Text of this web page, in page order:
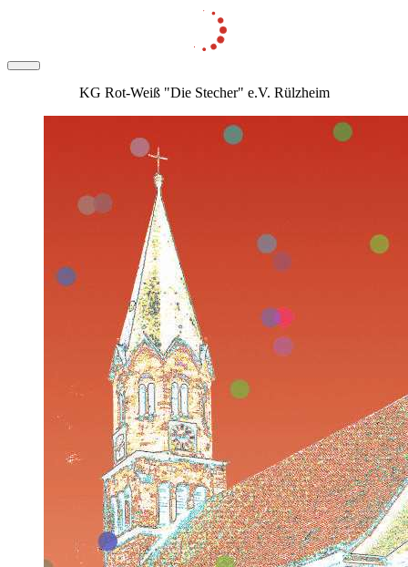
KG Rot-Weiß "Die Stecher" e.V. Rülzheim